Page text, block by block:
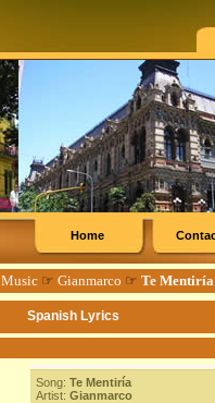
Home
Music☞ Gianmarco ☞ Te Mentiría
Spanish Lyrics
Song: Te Mentiría
Artist: Gianmarco